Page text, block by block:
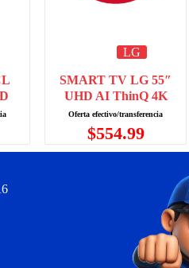
LG
SMART TV LG 55″
UHD AI ThinQ 4K
$554.99